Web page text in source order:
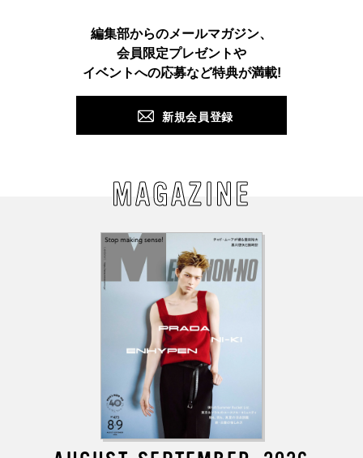
TikTok Facebook Pinterest LINE
編集部からのメールマガジン、
会員限定プレゼントや
イベントへの応募など特典が満載!
新規会員登録
MAGAZINE